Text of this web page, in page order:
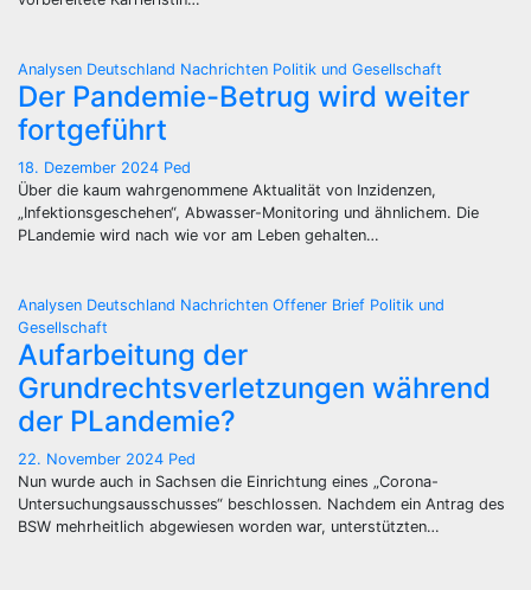
Analysen Deutschland Nachrichten Politik und Gesellschaft
Der Pandemie-Betrug wird weiter
fortgeführt
18. Dezember 2024 Ped
Über die kaum wahrgenommene Aktualität von Inzidenzen,
„Infektionsgeschehen“, Abwasser-Monitoring und ähnlichem. Die
PLandemie wird nach wie vor am Leben gehalten…
Analysen Deutschland Nachrichten Offener Brief Politik und
Gesellschaft
Aufarbeitung der
Grundrechtsverletzungen während
der PLandemie?
22. November 2024 Ped
Nun wurde auch in Sachsen die Einrichtung eines „Corona-
Untersuchungsausschusses“ beschlossen. Nachdem ein Antrag des
BSW mehrheitlich abgewiesen worden war, unterstützten…